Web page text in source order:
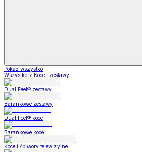
Pokaż wszystko
Wszystko z Koce i zestawy
Dual Feel® zestawy
Barankowe zestawy
Dual Feel® koce
Barankowe koce
Koce i śpiwory telewizyjne